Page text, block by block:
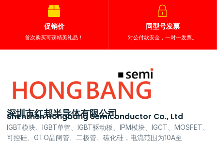
促销价
首次购买可获精美礼品！
同型号发票
对公付款安全，一对一发票。
深圳市红邦半导体有限公司
Shenzhen Hongbang Semiconductor Co., Ltd
IGBT模块、IGBT单管、IGBT驱动板、IPM模块、IGCT、MOSFET、
可控硅、GTO晶闸管、二极管、碳化硅，电流范围为10A至